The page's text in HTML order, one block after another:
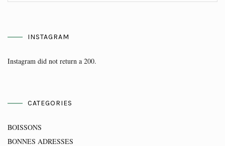
INSTAGRAM
Instagram did not return a 200.
CATEGORIES
BOISSONS
BONNES ADRESSES